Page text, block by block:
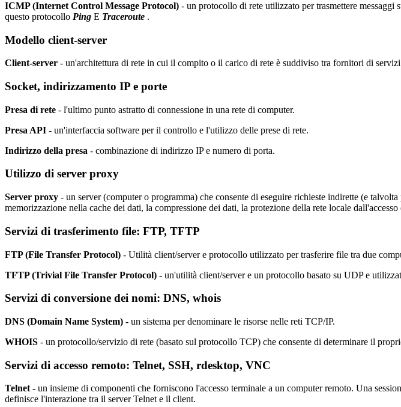
ICMP (Internet Control Message Protocol) - un protocollo di rete utilizzato per trasmettere
questo protocollo Ping E Traceroute .
Modello client-server
Client-server - un'architettura di rete in cui il compito o il carico di rete è suddiviso tra fornitori di
Socket, indirizzamento IP e porte
Presa di rete - l'ultimo punto astratto di connessione in una rete di computer.
Presa API - un'interfaccia software per il controllo e l'utilizzo delle prese di rete.
Indirizzo della presa - combinazione di indirizzo IP e numero di porta.
Utilizzo di server proxy
Server proxy - un server (computer o programma) che consente di eseguire richieste indirette (e
memorizzazione nella cache dei dati, la compressione dei dati, la protezione della rete locale
Servizi di trasferimento file: FTP, TFTP
FTP (File Transfer Protocol) - Utilità client/server e protocollo utilizzato per trasferire file tra due
TFTP (Trivial File Transfer Protocol) - un'utilità client/server e un protocollo basato su UDP e
Servizi di conversione dei nomi: DNS, whois
DNS (Domain Name System) - un sistema per denominare le risorse nelle reti TCP/IP.
WHOIS - un protocollo/servizio di rete (basato sul protocollo TCP) che consente di determinare il
Servizi di accesso remoto: Telnet, SSH, rdesktop, VNC
Telnet- un insieme di componenti che forniscono l'accesso terminale a un computer remoto. Una
definisce l'interazione tra il server Telnet e il client.